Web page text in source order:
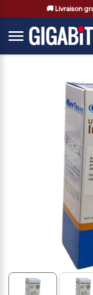
🚚 Livraison